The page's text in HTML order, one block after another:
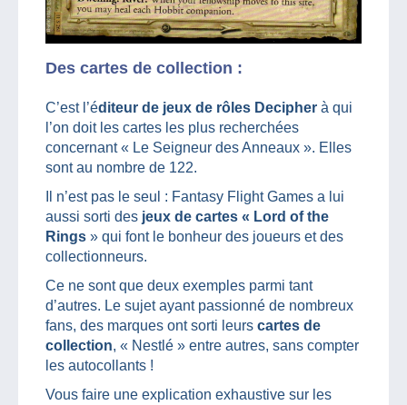
Des cartes de collection :
C’est l’éditeur de jeux de rôles Decipher à qui
l’on doit les cartes les plus recherchées
concernant « Le Seigneur des Anneaux ». Elles
sont au nombre de 122.
Il n’est pas le seul : Fantasy Flight Games a lui
aussi sorti des jeux de cartes « Lord of the
Rings » qui font le bonheur des joueurs et des
collectionneurs.
Ce ne sont que deux exemples parmi tant
d’autres. Le sujet ayant passionné de nombreux
fans, des marques ont sorti leurs cartes de
collection, « Nestlé » entre autres, sans compter
les autocollants !
Vous faire une explication exhaustive sur les